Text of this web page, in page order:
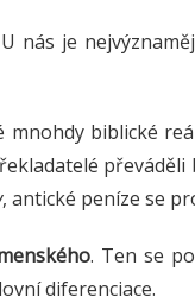
nás je
biblické
převáděli
, antické peníze se
. Ten se
diferenciace.